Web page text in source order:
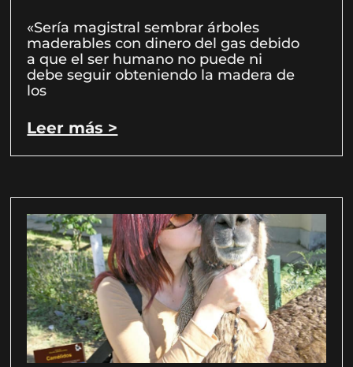
«Sería magistral sembrar árboles
maderables con dinero del gas debido
a que el ser humano no puede ni
debe seguir obteniendo la madera de
los
Leer más >